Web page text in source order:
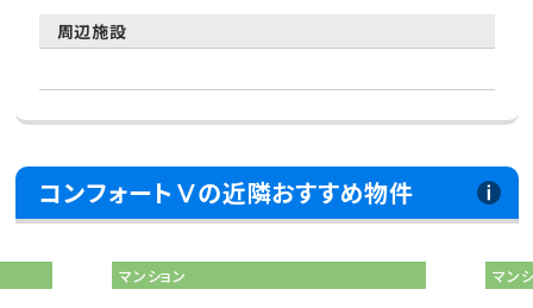
周辺施設
コンフォートⅤの近隣おすすめ物件
マンション マン